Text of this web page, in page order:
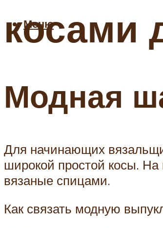
Меню
косами
Модная
Для начинающих
широкой простой косы.
вязаные спицами.
Как связать модную